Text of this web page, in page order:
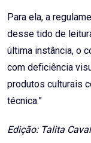
Para ela, a
desse tido de
última instância, o
com deficiência
produtos culturais
técnica.”
Edição: Talita